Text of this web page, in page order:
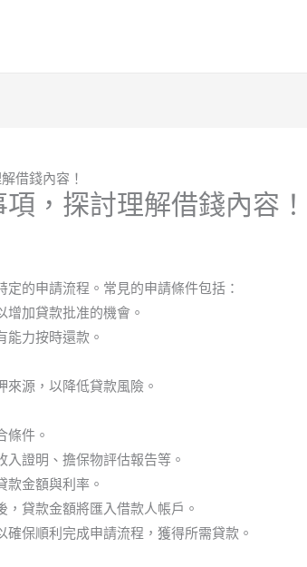
借錢內容！
，探討理解借錢內容！
的申請流程。常見的申請條件包括：
加貸款批准的機會。
力按時還款。
源，以降低貸款風險。
條件。
證明、擔保物評估報告等。
金額與利率。
貸款金額將匯入借款人帳戶。
保順利完成申請流程，獲得所需貸款。